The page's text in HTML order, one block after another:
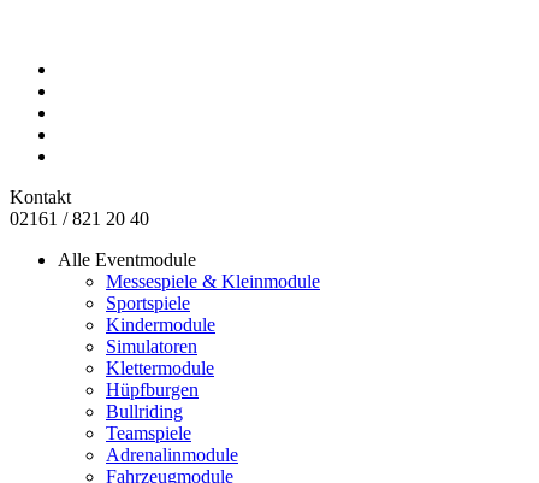
Kontakt
02161 / 821 20 40
Alle Eventmodule
Messespiele & Kleinmodule
Sportspiele
Kindermodule
Simulatoren
Klettermodule
Hüpfburgen
Bullriding
Teamspiele
Adrenalinmodule
Fahrzeugmodule